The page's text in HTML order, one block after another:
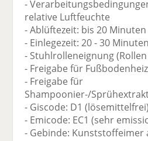
-
relative Luftfeuchte
- Ablüftezeit: bis 20 Minuten
- Einlegezeit: 20 - 30 Minuten
- Stuhlrolleneignung (Rollen
- Freigabe für
- Freigabe für
Shampoonier-/
- Giscode: D1 (lösemittelfrei)
- Emicode: EC1 (sehr
- Gebinde: Kunststoffeimer